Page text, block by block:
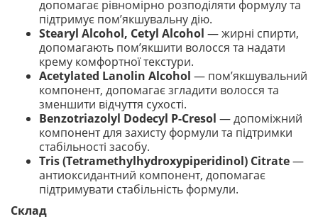
допомагає рівномірно розподіляти формулу та
підтримує пом’якшувальну дію.
Stearyl Alcohol, Cetyl Alcohol — жирні спирти,
допомагають пом’якшити волосся та надати
крему комфортної текстури.
Acetylated Lanolin Alcohol — пом’якшувальний
компонент, допомагає згладити волосся та
зменшити відчуття сухості.
Benzotriazolyl Dodecyl P-Cresol — допоміжний
компонент для захисту формули та підтримки
стабільності засобу.
Tris (Tetramethylhydroxypiperidinol) Citrate—
антиоксидантний компонент, допомагає
підтримувати стабільність формули.
Склад